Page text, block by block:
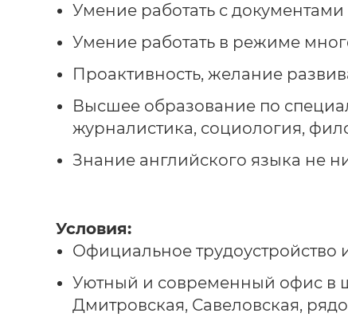
Умение работать с
Умение работать в режиме
Проактивность, желание
Высшее образование по
журналистика, социология,
Знание английского языка не
Условия:
Официальное трудоустройство
Уютный и современный офис в
Дмитровская, Савеловская,